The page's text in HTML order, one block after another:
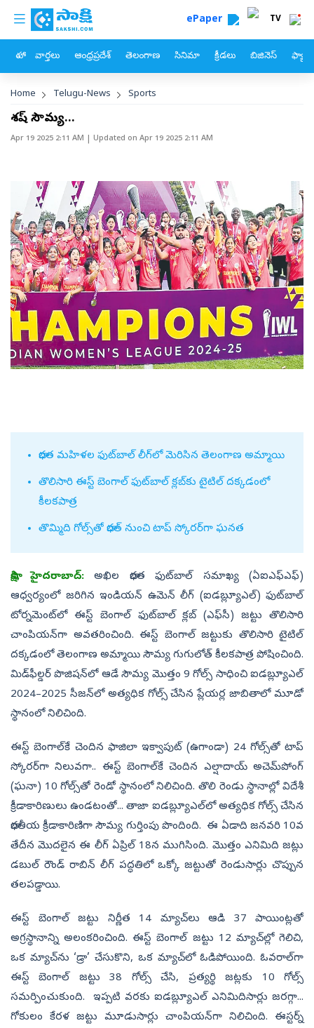
Skip to main content
custom menu ePaper TV
హోం వార్తలు ఆంధ్రప్రదేశ్ తెలంగాణ సినిమా క్రీడలు బిజినెస్
Breadcrumb
Home Telugu-News Sports
శభాష్‌ సౌమ్య...
Apr 19 2025 2:11 AM | Updated on Apr 19 2025 2:11 AM
భారత మహిళల ఫుట్‌బాల్‌ లీగ్‌లో మెరిసిన తెలంగాణ అమ్మాయి
తొలిసారి ఈస్ట్‌ బెంగాల్‌ ఫుట్‌బాల్‌ క్లబ్‌కు టైటిల్‌ దక్కడంలో
కీలకపాత్ర
తొమ్మిది గోల్స్‌తో భారత్‌ నుంచి టాప్‌ స్కోరర్‌గా ఘనత
సాక్షి, హైదరాబాద్‌: అఖిల భారత ఫుట్‌బాల్‌ సమాఖ్య (ఏఐఎఫ్‌ఎఫ్‌)
ఆధ్వర్యంలో జరిగిన ఇండియన్‌ ఉమెన్‌ లీగ్‌ (ఐడబ్ల్యూఎల్‌) ఫుట్‌బాల్‌
టోర్నమెంట్‌లో ఈస్ట్‌ బెంగాల్‌ ఫుట్‌బాల్‌ క్లబ్‌ (ఎఫ్‌సీ) జట్టు తొలిసారి
చాంపియన్‌గా అవతరించింది. ఈస్ట్‌ బెంగాల్‌ జట్టుకు తొలిసారి టైటిల్‌
దక్కడంలో తెలంగాణ అమ్మాయి సౌమ్య గుగులోత్‌ కీలకపాత్ర పోషించింది.
మిడ్‌ఫీల్డర్‌ పొజిషన్‌లో ఆడే సౌమ్య మొత్తం 9 గోల్స్‌ సాధించి ఐడబ్ల్యూఎల్‌
2024–2025 సీజన్‌లో అత్యధిక గోల్స్‌ చేసిన ప్లేయర్ల జాబితాలో మూడో
స్థానంలో నిలిచింది.
ఈస్ట్‌ బెంగాల్‌కే చెందిన ఫాజిలా ఇక్వాపుట్‌ (ఉగాండా) 24 గోల్స్‌తో టాప్‌
స్కోరర్‌గా నిలువగా.. ఈస్ట్‌ బెంగాల్‌కే చెందిన ఎల్షాదాయ్‌ అచెమ్‌పోంగ్‌
(ఘనా) 10 గోల్స్‌తో రెండో స్థానంలో నిలిచింది. తొలి రెండు స్థానాల్లో విదేశీ
క్రీడాకారిణులు ఉండటంతో... తాజా ఐడబ్ల్యూఎల్‌లో అత్యధిక గోల్స్‌ చేసిన
భారతీయ క్రీడాకారిణిగా సౌమ్య గుర్తింపు పొందింది. ఈ ఏడాది జనవరి 10వ
తేదీన మొదలైన ఈ లీగ్‌ ఏప్రిల్‌ 18న ముగిసింది. మొత్తం ఎనిమిది జట్లు
డబుల్‌ రౌండ్‌ రాబిన్‌ లీగ్‌ పద్ధతిలో ఒక్కో జట్టుతో రెండుసార్లు చొప్పున
తలపడ్డాయి.
ఈస్ట్‌ బెంగాల్‌ జట్టు నిర్ణీత 14 మ్యాచ్‌లు ఆడి 37 పాయింట్లతో
అగ్రస్థానాన్ని అలంకరించింది. ఈస్ట్‌ బెంగాల్‌ జట్టు 12 మ్యాచ్‌ల్లో గెలిచి,
ఒక మ్యాచ్‌ను ‘డ్రా’ చేసుకొని, ఒక మ్యాచ్‌లో ఓడిపోయింది. ఓవరాల్‌గా
ఈస్ట్‌ బెంగాల్‌ జట్టు 38 గోల్స్‌ చేసి, ప్రత్యర్థి జట్లకు 10 గోల్స్‌
సమర్పించుకుంది. ఇప్పటి వరకు ఐడబ్ల్యూఎల్‌ ఎనిమిదిసార్లు జరగ్గా...
గోకులం కేరళ జట్టు మూడుసార్లు చాంపియన్‌గా నిలిచింది. ఈస్టర్న్‌